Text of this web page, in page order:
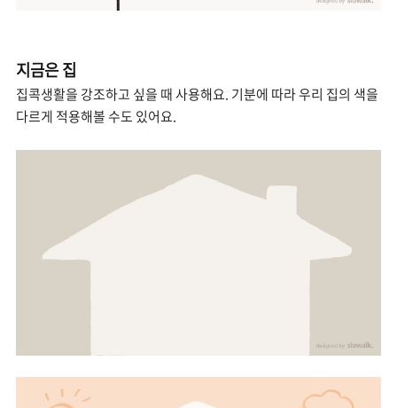
지금은 집
집콕생활을 강조하고 싶을 때 사용해요. 기분에 따라 우리 집의 색을
다르게 적용해볼 수도 있어요.